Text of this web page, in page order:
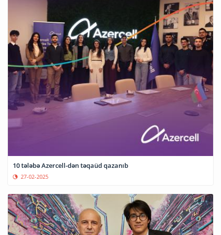
10 tələbə Azercell-dən təqaüd qazanıb
27-02-2025